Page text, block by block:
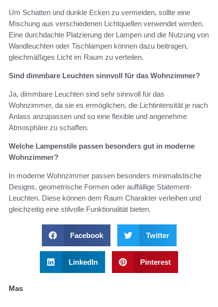
Um Schatten und dunkle Ecken zu vermeiden, sollte eine
Mischung aus verschiedenen Lichtquellen verwendet werden.
Eine durchdachte Platzierung der Lampen und die Nutzung von
Wandleuchten oder Tischlampen können dazu beitragen,
gleichmäßiges Licht im Raum zu verteilen.
Sind dimmbare Leuchten sinnvoll für das Wohnzimmer?
Ja, dimmbare Leuchten sind sehr sinnvoll für das
Wohnzimmer, da sie es ermöglichen, die Lichtintensität je nach
Anlass anzupassen und so eine flexible und angenehme
Atmosphäre zu schaffen.
Welche Lampenstile passen besonders gut in moderne
Wohnzimmer?
In moderne Wohnzimmer passen besonders minimalistische
Designs, geometrische Formen oder auffällige Statement-
Leuchten. Diese können dem Raum Charakter verleihen und
gleichzeitig eine stilvolle Funktionalität bieten.
Facebook Twitter
LinkedIn Pinterest
Mas